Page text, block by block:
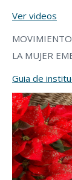
Ver videos
LA MUJER
Guia de